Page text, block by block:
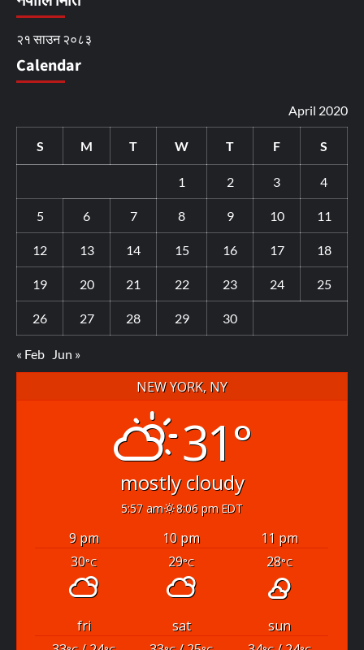
२१ साउन २०८३
Calendar
April 2020
S M T W T F S
1 2 3 4
5 6 7 8 9 10 11
12 13 14 15 16 17 18
19 20 21 22 23 24 25
26 27 28 29 30
« Feb Jun »
NEW YORK, NY
31°
mostly cloudy
5:57 am 8:06 pm EDT
9 pm 10 pm
11 pm
30°C 29°C 28°C
fri sat
sun